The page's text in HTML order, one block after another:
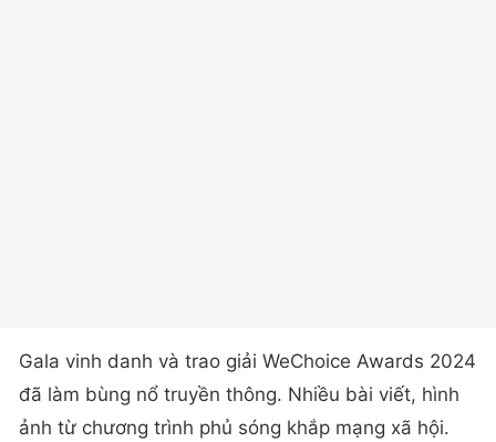
Gala vinh danh và trao giải WeChoice Awards 2024
đã làm bùng nổ truyền thông. Nhiều bài viết, hình
ảnh từ chương trình phủ sóng khắp mạng xã hội.